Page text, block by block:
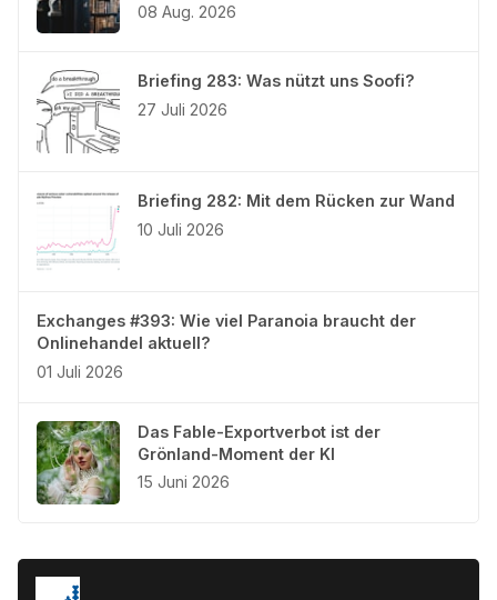
08 Aug. 2026
Briefing 283: Was nützt uns Soofi?
27 Juli 2026
Briefing 282: Mit dem Rücken zur Wand
10 Juli 2026
Exchanges #393: Wie viel Paranoia braucht der
Onlinehandel aktuell?
01 Juli 2026
Das Fable-Exportverbot ist der
Grönland-Moment der KI
15 Juni 2026